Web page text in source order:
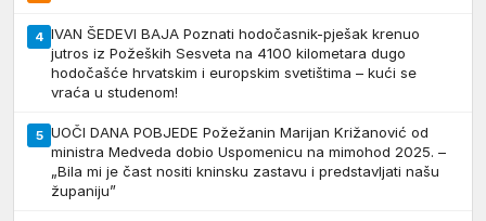
4 IVAN ŠEDEVI BAJA Poznati hodočasnik-pješak krenuo
jutros iz Požeških Sesveta na 4100 kilometara dugo
hodočašće hrvatskim i europskim svetištima – kući se
vraća u studenom!
5 UOČI DANA POBJEDE Požežanin Marijan Križanović od
ministra Medveda dobio Uspomenicu na mimohod 2025. –
„Bila mi je čast nositi kninsku zastavu i predstavljati našu
županiju”